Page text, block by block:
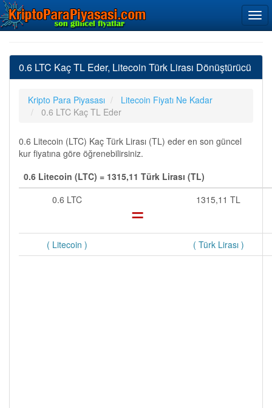
0.6 LTC Kaç TL Eder, Litecoin Türk Lirası Dönüştürücü
Kripto Para Piyasası
Litecoin Fiyatı Ne Kadar
0.6 LTC Kaç TL Eder
0.6 Litecoin (LTC) Kaç Türk Lirası (TL) eder en son güncel
kur fiyatına göre öğrenebilirsiniz.
0.6 Litecoin (LTC) = 1315,11 Türk Lirası (TL)
0.6 LTC
= 1315,11 TL
( Litecoin ) ( Türk Lirası )